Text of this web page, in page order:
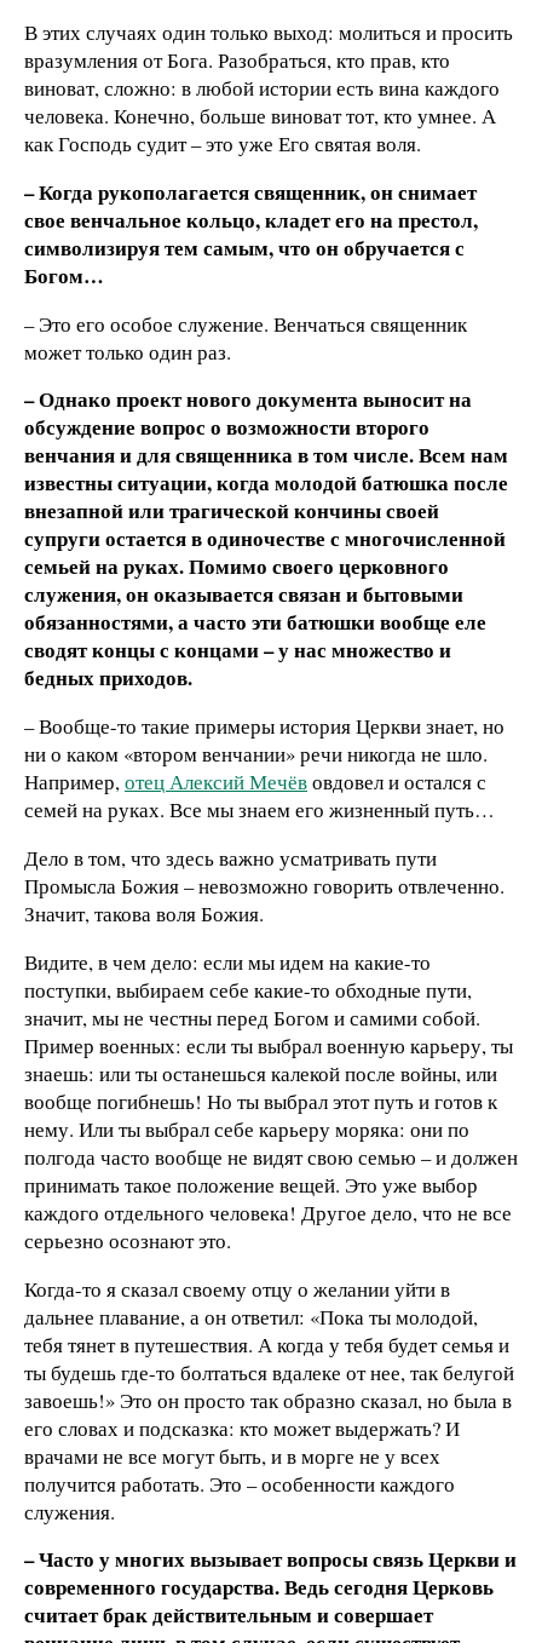
В этих случаях один только выход: молиться и просить
вразумления от Бога. Разобраться, кто прав, кто
виноват, сложно: в любой истории есть вина каждого
человека. Конечно, больше виноват тот, кто умнее. А
как Господь судит – это уже Его святая воля.
– Когда рукополагается священник, он снимает
свое венчальное кольцо, кладет его на престол,
символизируя тем самым, что он обручается с
Богом…
– Это его особое служение. Венчаться священник
может только один раз.
– Однако проект нового документа выносит на
обсуждение вопрос о возможности второго
венчания и для священника в том числе. Всем нам
известны ситуации, когда молодой батюшка после
внезапной или трагической кончины своей
супруги остается в одиночестве с многочисленной
семьей на руках. Помимо своего церковного
служения, он оказывается связан и бытовыми
обязанностями, а часто эти батюшки вообще еле
сводят концы с концами – у нас множество и
бедных приходов.
– Вообще-то такие примеры история Церкви знает, но
ни о каком «втором венчании» речи никогда не шло.
Например,отец Алексий Мечёвовдовел и остался с
семей на руках. Все мы знаем его жизненный путь…
Дело в том, что здесь важно усматривать пути
Промысла Божия – невозможно говорить отвлеченно.
Значит, такова воля Божия.
Видите, в чем дело: если мы идем на какие-то
поступки, выбираем себе какие-то обходные пути,
значит, мы не честны перед Богом и самими собой.
Пример военных: если ты выбрал военную карьеру, ты
знаешь: или ты останешься калекой после войны, или
вообще погибнешь! Но ты выбрал этот путь и готов к
нему. Или ты выбрал себе карьеру моряка: они по
полгода часто вообще не видят свою семью – и должен
принимать такое положение вещей. Это уже выбор
каждого отдельного человека! Другое дело, что не все
серьезно осознают это.
Когда-то я сказал своему отцу о желании уйти в
дальнее плавание, а он ответил: «Пока ты молодой,
тебя тянет в путешествия. А когда у тебя будет семья и
ты будешь где-то болтаться вдалеке от нее, так белугой
завоешь!» Это он просто так образно сказал, но была в
его словах и подсказка: кто может выдержать? И
врачами не все могут быть, и в морге не у всех
получится работать. Это – особенности каждого
служения.
– Часто у многих вызывает вопросы связь Церкви и
современного государства. Ведь сегодня Церковь
считает брак действительным и совершает